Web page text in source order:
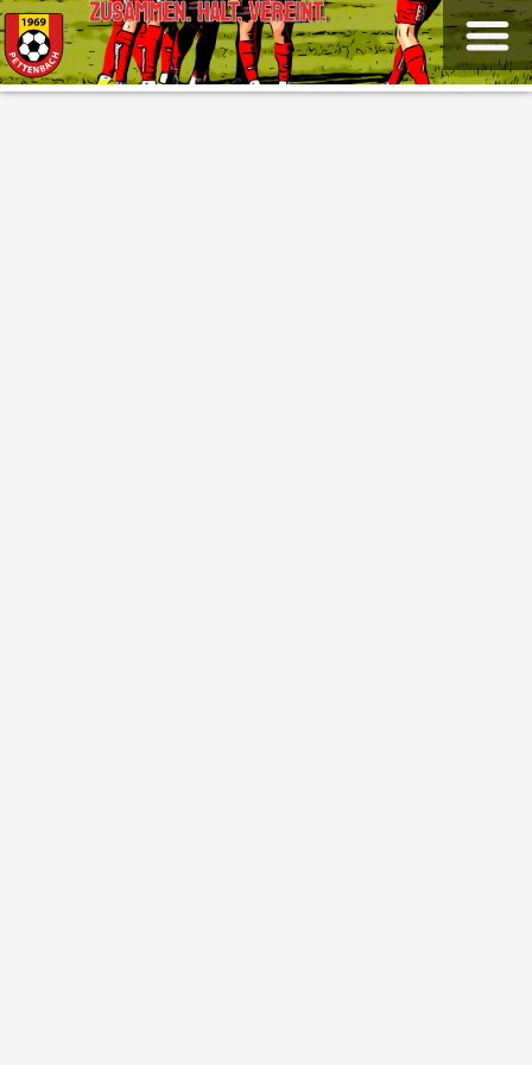
ZUSAMMEN. HALT. VEREINT.